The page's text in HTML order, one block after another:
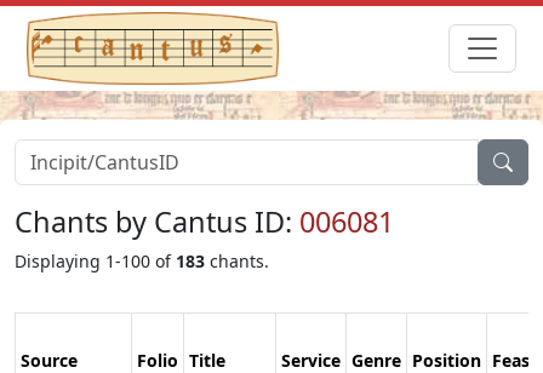
Chants by Cantus ID: 006081
Displaying 1-100 of 183 chants.
Source Folio Title Service Genre Position Feast